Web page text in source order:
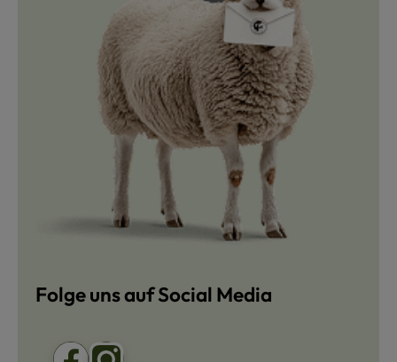
Folge uns auf Social Media